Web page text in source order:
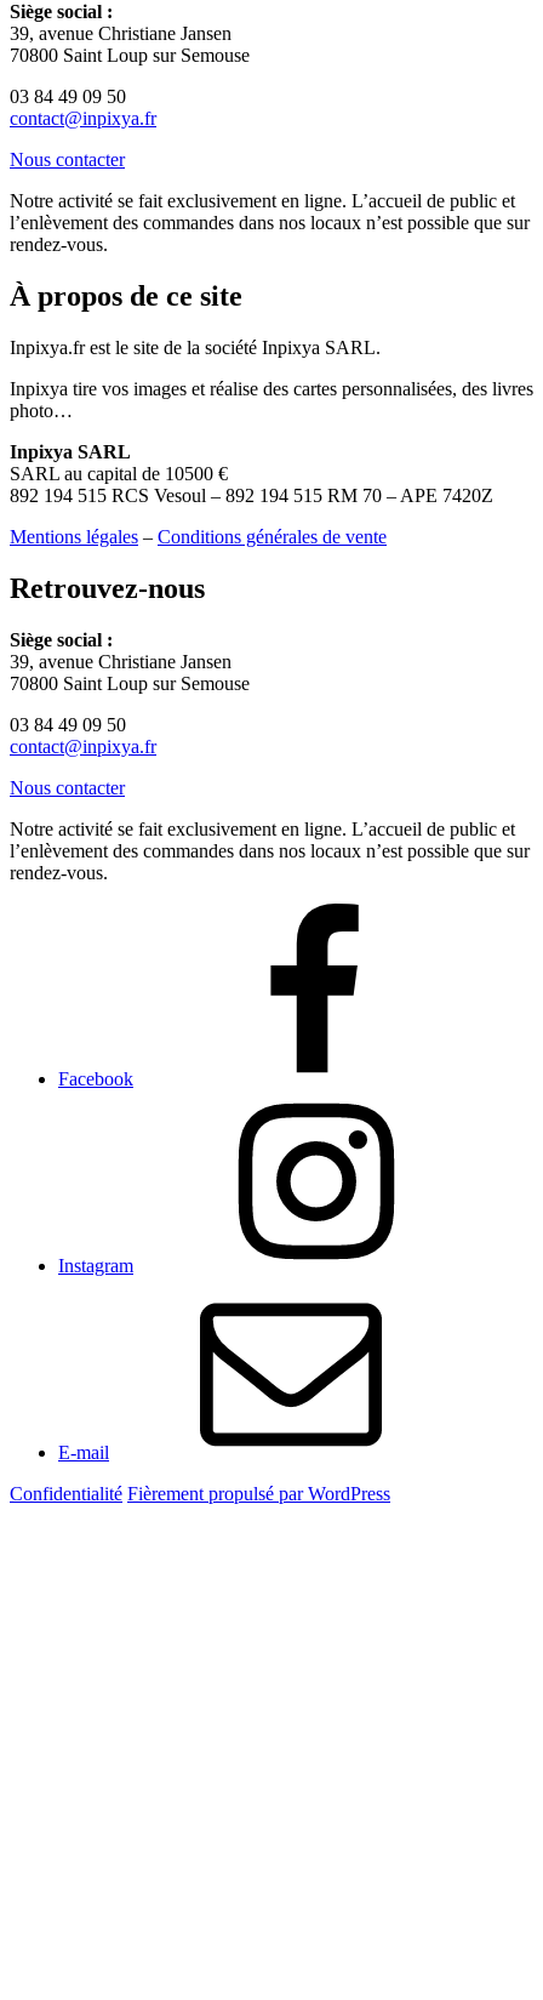
Siège social :
39, avenue Christiane Jansen
70800 Saint Loup sur Semouse
03 84 49 09 50
contact@inpixya.fr
Nous contacter
Notre activité se fait exclusivement en ligne. L’accueil de public et
l’enlèvement des commandes dans nos locaux n’est possible que sur
rendez-vous.
À propos de ce site
Inpixya.fr est le site de la société Inpixya SARL.
Inpixya tire vos images et réalise des cartes personnalisées, des livres
photo…
Inpixya SARL
SARL au capital de 10500 €
892 194 515 RCS Vesoul – 892 194 515 RM 70 – APE 7420Z
Mentions légales – Conditions générales de vente
Retrouvez-nous
Siège social :
39, avenue Christiane Jansen
70800 Saint Loup sur Semouse
03 84 49 09 50
contact@inpixya.fr
Nous contacter
Notre activité se fait exclusivement en ligne. L’accueil de public et
l’enlèvement des commandes dans nos locaux n’est possible que sur
rendez-vous.
Facebook
Instagram
E-mail
Confidentialité Fièrement propulsé par WordPress